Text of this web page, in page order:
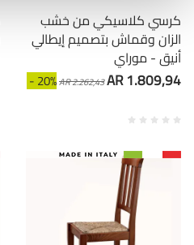
كرسي كلاسيكي من خشب
الزان وقماش بتصميم إيطالي
أنيق - موراي
- 20%AR 2.262,43AR 1.809,94